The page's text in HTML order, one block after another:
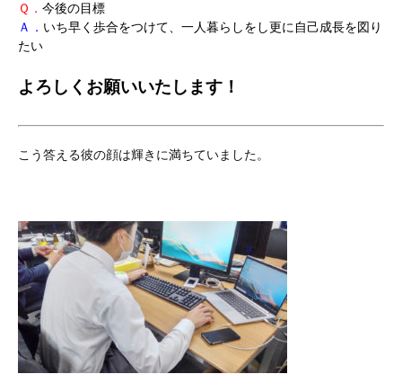
Ｑ． 今後の目標
Ａ． いち早く歩合をつけて、一人暮らしをし更に自己成長を図り
たい
よろしくお願いいたします！
こう答える彼の顔は輝きに満ちていました。